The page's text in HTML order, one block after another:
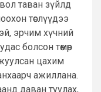
таван зүйлд
төслүүдээ
эрчим хүчний
болсон төмөр
цахим
ажиллана.
даван туулах,